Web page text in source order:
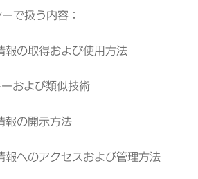
で扱う内容：
報の取得および使用方法
および類似技術
報の開示方法
報へのアクセスおよび管理方法